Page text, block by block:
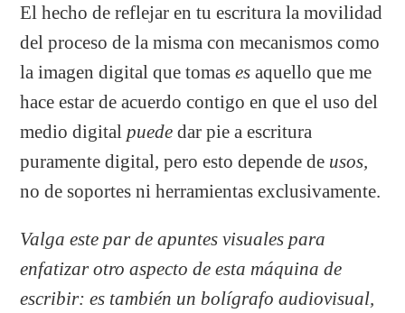
El hecho de reflejar en tu escritura la movilidad
del proceso de la misma con mecanismos como
la imagen digital que tomasesaquello que me
hace estar de acuerdo contigo en que el uso del
medio digital puededar pie a escritura
puramente digital, pero esto depende de usos,
no de soportes ni herramientas exclusivamente.
Valga este par de apuntes visuales para
enfatizar otro aspecto de esta máquina de
escribir: es también un bolígrafo audiovisual,